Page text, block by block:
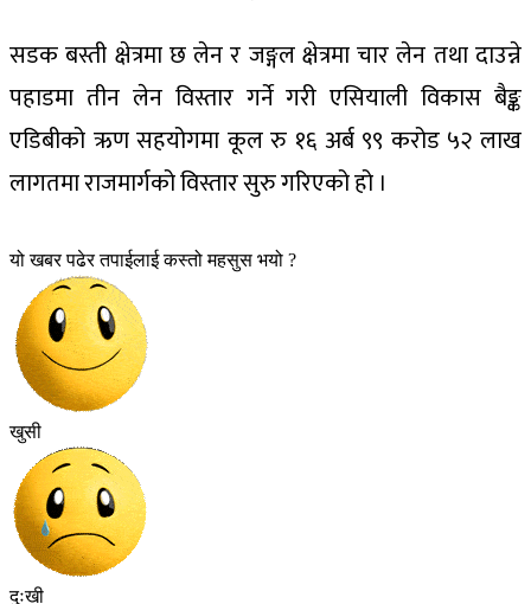
सडक बस्ती क्षेत्रमा छ लेन र जङ्गल क्षेत्रमा चार लेन तथा दाउन्ने
पहाडमा तीन लेन विस्तार गर्ने गरी एसियाली विकास बैङ्क
एडिबीको ऋण सहयोगमा कूल रु १६ अर्ब ९९ करोड ५२ लाख
लागतमा राजमार्गको विस्तार सुरु गरिएको हो ।
यो खबर पढेर तपाईलाई कस्तो महसुस भयो ?
खुसी
दुःखी